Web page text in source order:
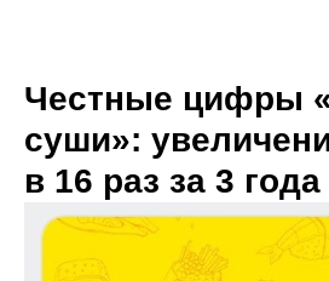
Честные цифры
суши»:
в 16 раз за 3 года